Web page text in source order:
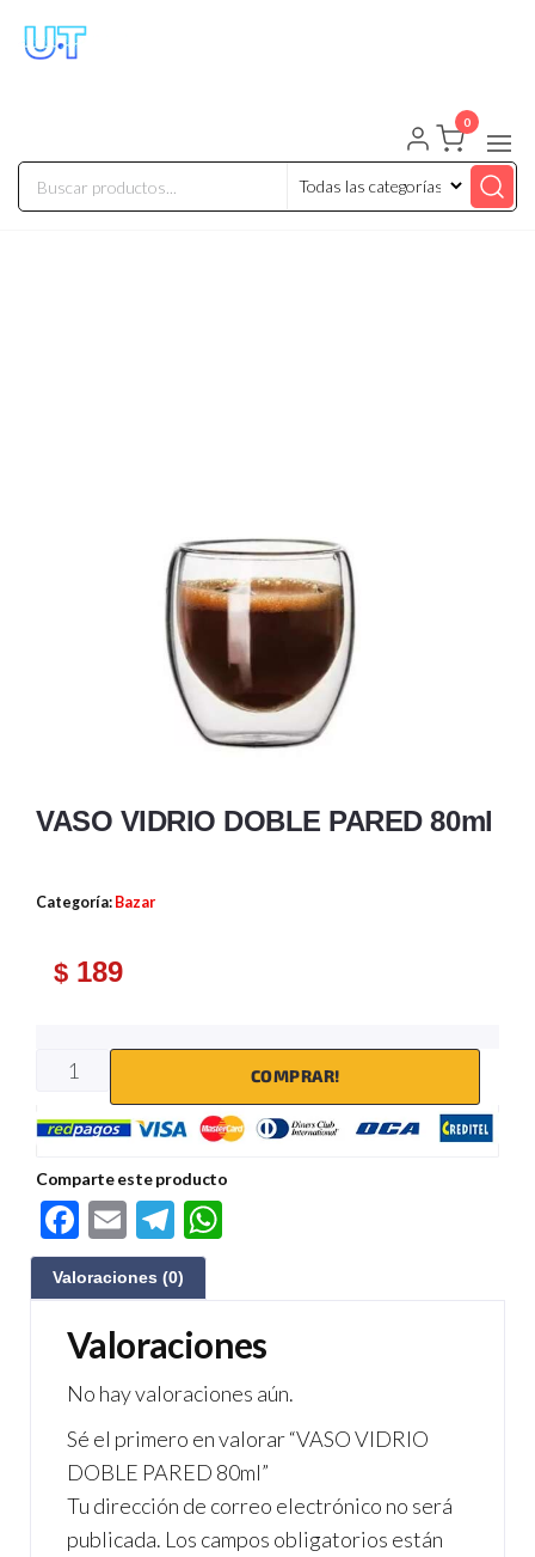
0
VASO VIDRIO DOBLE PARED 80ml
Categoría: Bazar
$ 189
COMPRAR!
Comparte este producto
F
ac
e
b
o
o
k
E
m
ail
Te
le
gr
a
m
s
A
p
p
Valoraciones (0)
Valoraciones
No hay valoraciones aún.
Sé el primero en valorar “VASO VIDRIO
DOBLE PARED 80ml”
Tu dirección de correo electrónico no será
publicada. Los campos obligatorios están